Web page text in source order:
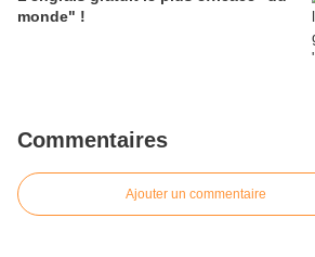
monde" !
Commentaires
Ajouter un commentaire